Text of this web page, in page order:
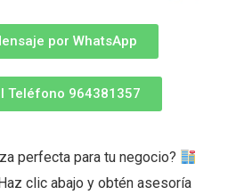
por WhatsApp
Teléfono 964381357
perfecta para tu negocio?
clic abajo y obtén asesoría